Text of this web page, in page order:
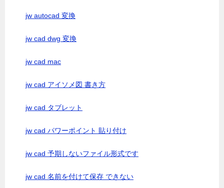
jw autocad 変換
jw cad dwg 変換
jw cad mac
jw cad アイソメ図 書き方
jw cad タブレット
jw cad パワーポイント 貼り付け
jw cad 予期しないファイル形式です
jw cad 名前を付けて保存 できない